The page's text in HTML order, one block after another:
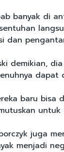
banyak di
dan
demikian,
dapat
baru bisa
untuk
juga
menjadi